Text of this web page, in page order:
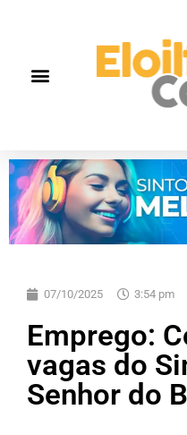
07/10/2025 3:54 pm
Emprego:
vagas do
Senhor do